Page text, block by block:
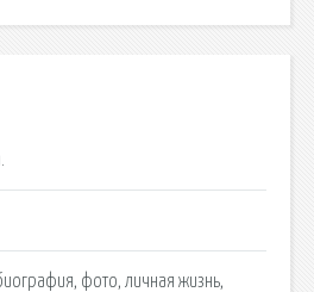
фото, личная жизнь,